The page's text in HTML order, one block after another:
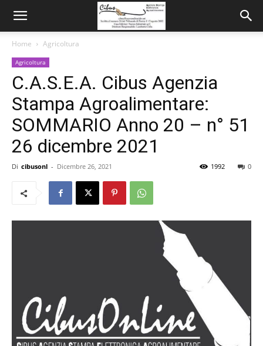
Home Agricoltura
Agricoltura
C.A.S.E.A. Cibus Agenzia
Stampa Agroalimentare:
SOMMARIO Anno 20 – n° 51
26 dicembre 2021
Di cibusonl - Dicembre 26, 2021 0
1992